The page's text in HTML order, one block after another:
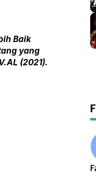
Baik
yang
(2021).